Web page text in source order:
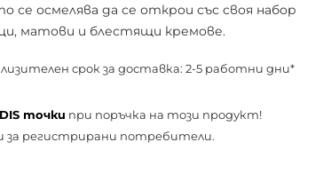
се осмелява да се открои със своя набор
матови и блестящи кремове.
срок за доставка: 2-5 работни дни*
точки при поръчка на този продукт!
за регистрирани потребители.